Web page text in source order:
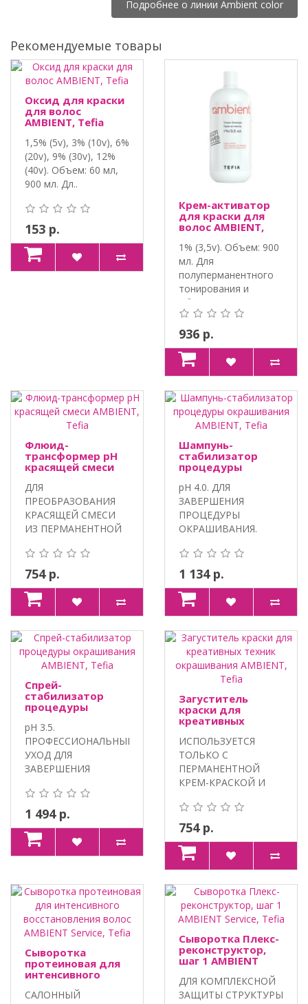
Подробнее о линии Ambient color
Рекомендуемые товары
Оксид для краски
для волос
AMBIENT, Tefia
1,5% (5v), 3% (10v), 6%
(20v), 9% (30v), 12%
(40v). Объем: 60 мл,
900 мл. Дл..
153 р.
Крем-активатор
для краски для
волос AMBIENT,
1% (3,5v). Объем: 900
мл. Для
полуперманентного
тонирования и
обновлени..
936 р.
Флюид-
трансформер pH
красящей смеси
ДЛЯ
ПРЕОБРАЗОВАНИЯ
КРАСЯЩЕЙ СМЕСИ
ИЗ ПЕРМАНЕНТНОЙ
ПОЛУПЕРМАНЕНТНУЮ.
100% VEGA..
754 р.
Шампунь-
стабилизатор
процедуры
AMBIENT, Tefia
pH 4.0. ДЛЯ
ЗАВЕРШЕНИЯ
ПРОЦЕДУРЫ
ОКРАШИВАНИЯ.
ПАНТЕНОЛ,
ЭКСТРАКТ ЛИ..
1 134 р.
Спрей-
стабилизатор
процедуры
AMBIENT, Tefia
pH 3.5.
ПРОФЕССИОНАЛЬНЫЙ
УХОД ДЛЯ
ЗАВЕРШЕНИЯ
ВОЛОС. 100% VEGAN,
МАС..
1 494 р.
Загуститель
краски для
креативных
окрашивания
AMBIENT, Tefia
ИСПОЛЬЗУЕТСЯ
ТОЛЬКО С
ПЕРМАНЕНТНОЙ
КРЕМ-КРАСКОЙ И
AMBIENT ДЛЯ ..
754 р.
Сыворотка
протеиновая для
интенсивного
восстановления
волос AMBIENT
САЛОННЫЙ
Сыворотка Плекс-
реконструктор,
шаг 1 AMBIENT
ДЛЯ КОМПЛЕКСНОЙ
ЗАЩИТЫ СТРУКТУРЫ